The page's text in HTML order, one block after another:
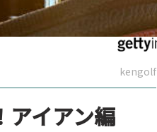
kengolf
アイアン編